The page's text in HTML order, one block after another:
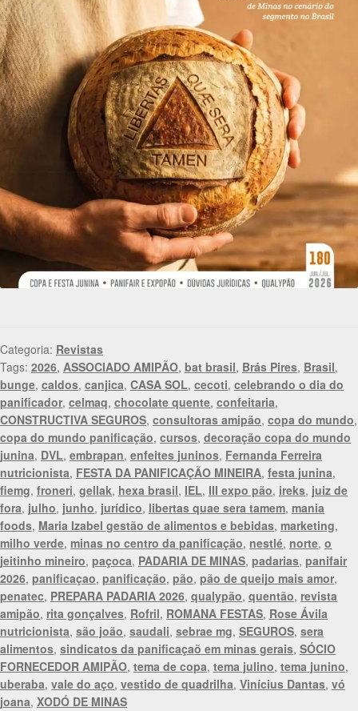
Categoria: Revistas
Tags: 2026, ASSOCIADO AMIPÃO, bat brasil, Brás Pires, Brasil,
bunge, caldos, canjica, CASA SOL, cecoti, celebrando o dia do
panificador, celmaq, chocolate quente, confeitaria,
CONSTRUCTIVA SEGUROS, consultoras amipão, copa do mundo,
copa do mundo panificação, cursos, decoração copa do mundo
junina, DVL, embrapan, enfeites juninos, Fernanda Ferreira
nutricionista, FESTA DA PANIFICAÇÃO MINEIRA, festa junina,
fiemg, froneri, gellak, hexa brasil, IEL, III expo pão, ireks, juiz de
fora, julho, junho, jurídico, libertas quae sera tamem, mania
foods, Maria Izabel gestão de alimentos e bebidas, marketing,
milho verde, minas no centro da panificação, nestlé, norte, o
jeitinho mineiro, paçoca, PADARIA DE MINAS, padarias, panifair
2026, panificaçao, panificação, pão, pão de queijo mais amor,
penatec, PREPARA PADARIA 2026, qualypão, quentão, revista
amipão, rita gonçalves, Rofril, ROMANA FESTAS, Rose Ávila
nutricionista, são joão, saudali, sebrae mg, SEGUROS, sera
alimentos, sindicatos da panificaçaõ em minas gerais, SÓCIO
FORNECEDOR AMIPÃO, tema de copa, tema julino, tema junino,
uberaba, vale do aço, vestido de quadrilha, Vinícius Dantas, vó
joana, XODÓ DE MINAS